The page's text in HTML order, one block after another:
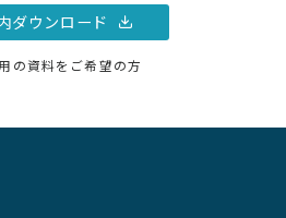
ダウンロード
の資料をご希望の方